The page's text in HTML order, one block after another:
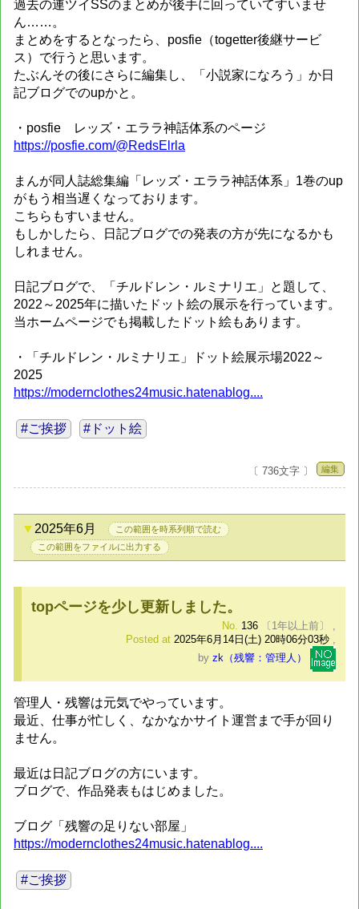
過去の連ツイSSのまとめが後手に回っていてすいませ
ん……。
まとめをするとなったら、posfie（togetter後継サービ
ス）で行うと思います。
たぶんその後にさらに編集し、「小説家になろう」か日
記ブログでのupかと。
・posfie レッズ・エララ神話体系のページ
https://posfie.com/@RedsElrla
まんが同人誌総集編「レッズ・エララ神話体系」1巻のup
がもう相当遅くなっております。
こちらもすいません。
もしかしたら、日記ブログでの発表の方が先になるかも
しれません。
日記ブログで、「チルドレン・ルミナリエ」と題して、
2022～2025年に描いたドット絵の展示を行っています。
当ホームページでも掲載したドット絵もあります。
・「チルドレン・ルミナリエ」ドット絵展示場2022～
2025
https://modernclothes24music.hatenablog....
#ご挨拶 #ドット絵
〔 736文字 〕 編集
2025年6月
この範囲を時系列順で読む
この範囲をファイルに出力する
topページを少し更新しました。
No. 136 〔1年以上前〕
Posted at 2025年6月14日(土) 20時06分03秒
by zk（残響：管理人）
管理人・残響は元気でやっています。
最近、仕事が忙しく、なかなかサイト運営まで手が回り
ません。
最近は日記ブログの方にいます。
ブログで、作品発表もはじめました。
ブログ「残響の足りない部屋」
https://modernclothes24music.hatenablog....
#ご挨拶